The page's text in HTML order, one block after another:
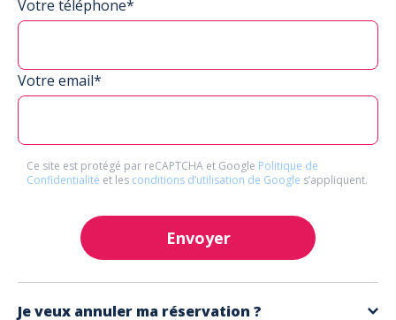
Votre téléphone*
Votre email*
Ce site est protégé par reCAPTCHA et Google Politique de
Confidentialité et les conditions d’utilisation de Google s’appliquent.
Envoyer
Je veux annuler ma réservation ?